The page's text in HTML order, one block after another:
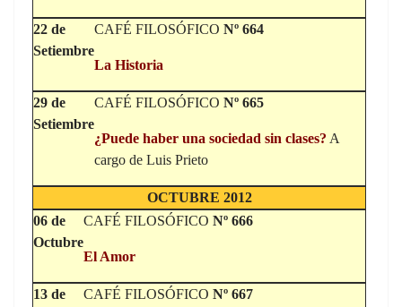
22 de
Setiembre
CAFÉ FILOSÓFICO Nº 664
La Historia
29 de
Setiembre
CAFÉ FILOSÓFICO Nº 665
¿Puede haber una sociedad sin clases? A
cargo de Luis Prieto
OCTUBRE 2012
06 de
Octubre
CAFÉ FILOSÓFICO Nº 666
El Amor
13 de
CAFÉ FILOSÓFICO Nº 667